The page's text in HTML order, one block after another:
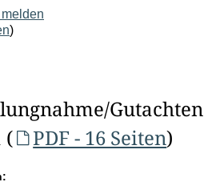
)
Gutachten
(
PDF - 16 Seiten)